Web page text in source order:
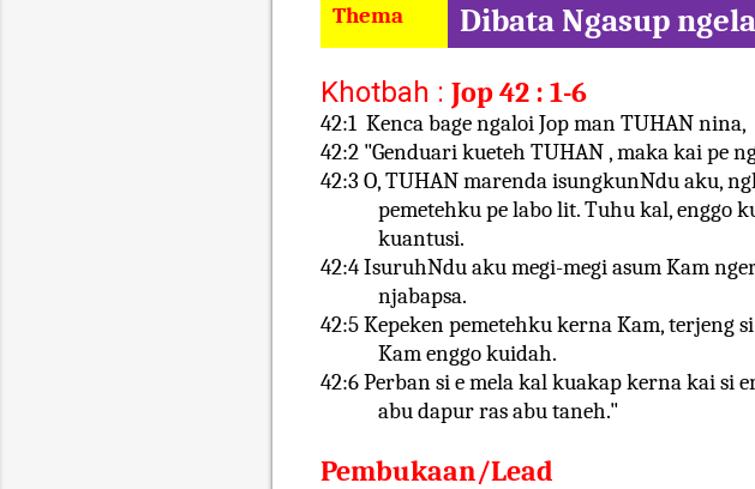
Thema Dibata Ngasup
Khotbah : Jop 42 : 1-6
42:1 Kenca bage ngaloi Jop man TUHAN nina,
42:2 "Genduari kueteh TUHAN , maka kai pe
42:3 O, TUHAN marenda isungkunNdu aku,
pemetehku pe labo lit. Tuhu kal, enggo
kuantusi.
42:4 IsuruhNdu aku megi-megi asum Kam
njabapsa.
42:5 Kepeken pemetehku kerna Kam,
Kam enggo kuidah.
42:6 Perban si e mela kal kuakap kerna kai si
abu dapur ras abu taneh."
Pembukaan/Lead